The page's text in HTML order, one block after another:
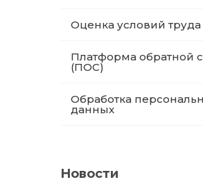
Оценка условий труда
Платформа обратной
(ПОС)
Обработка
данных
Новости